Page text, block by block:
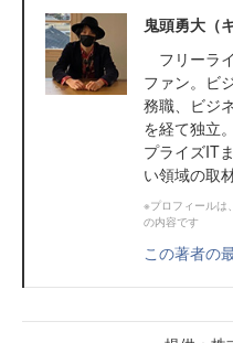
鬼頭勇大（
フリーラ
ファン。ビ
務職、ビジ
を経て独立
プライズIT
い領域の取
※プロフィールは
の内容です
この著者の